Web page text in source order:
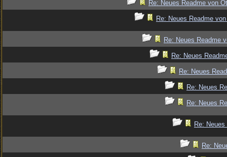
Re: Neues Readme von
Re: Neues Readme
Re: Neues Readme
Re: Neues
Re: Neues
Re: Neues
Re: Neues
Re:
Re: